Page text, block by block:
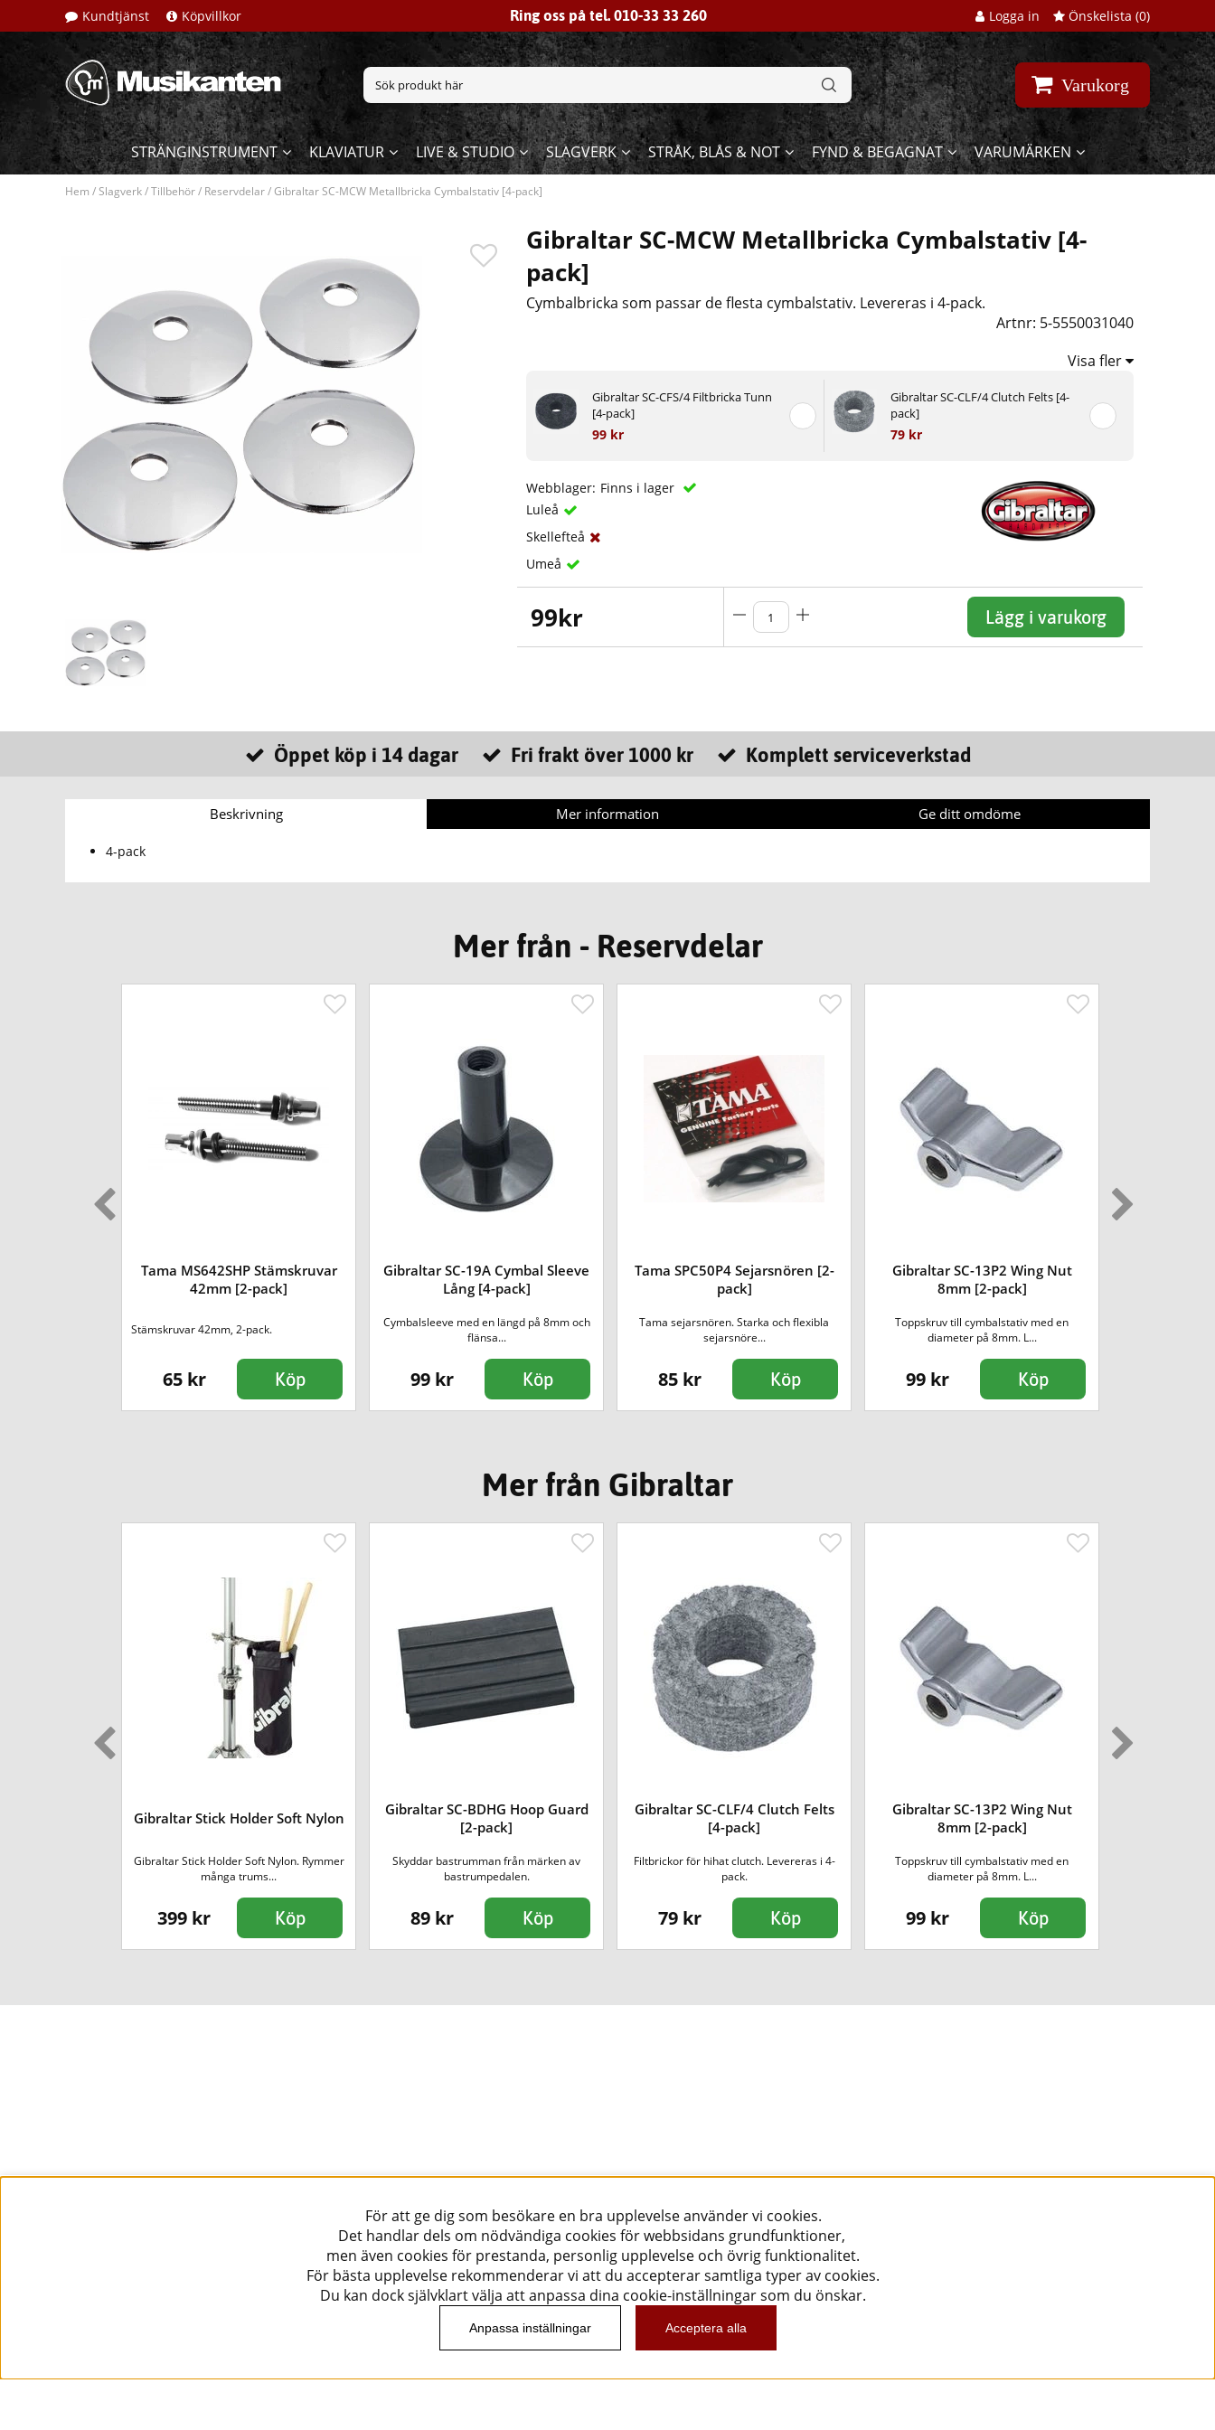
Kundtjänst Köpvillkor Ring oss på tel. 010-33 33 260 Logga in Önskelista (0)
Varukorg
STRÄNGINSTRUMENT KLAVIATUR LIVE & STUDIO SLAGVERK STRÅK, BLÅS & NOT FYND & BEGAGNAT VARUMÄRKEN
Hem /Slagverk/Tillbehör/ Reservdelar/Gibraltar SC-MCW Metallbricka Cymbalstativ [4-pack]
Gibraltar SC-MCW Metallbricka Cymbalstativ [4-
pack]
Cymbalbricka som passar de flesta cymbalstativ. Levereras i 4-pack.
Artnr: 5-5550031040
Visa fler
Gibraltar SC-CFS/4 Filtbricka Tunn
[4-pack]
99 kr
Gibraltar SC-CLF/4 Clutch Felts [4-
pack]
79 kr
Webblager: Finns i lager
Luleå
Skellefteå
Umeå
99kr Lägg i varukorg
Öppet köp i 14 dagar Fri frakt över 1000 kr Komplett serviceverkstad
Beskrivning Mer information Ge ditt omdöme
4-pack
Mer från - Reservdelar
Tama MS642SHP Stämskruvar
42mm [2-pack]
Stämskruvar 42mm, 2-pack.
65 kr Köp
Gibraltar SC-19A Cymbal Sleeve
Lång [4-pack]
Cymbalsleeve med en längd på 8mm och
flänsa...
99 kr Köp
Tama SPC50P4 Sejarsnören [2-
pack]
Tama sejarsnören. Starka och flexibla
sejarsnöre...
85 kr Köp
Gibraltar SC-13P2 Wing Nut
8mm [2-pack]
Toppskruv till cymbalstativ med en
diameter på 8mm. L...
99 kr Köp
Mer från Gibraltar
Gibraltar Stick Holder Soft Nylon
Gibraltar Stick Holder Soft Nylon. Rymmer
många trums...
399 kr Köp
Gibraltar SC-BDHG Hoop Guard
[2-pack]
Skyddar bastrumman från märken av
bastrumpedalen.
89 kr Köp
Gibraltar SC-CLF/4 Clutch Felts
[4-pack]
Filtbrickor för hihat clutch. Levereras i 4-
pack.
79 kr Köp
Gibraltar SC-13P2 Wing Nut
8mm [2-pack]
Toppskruv till cymbalstativ med en
diameter på 8mm. L...
99 kr Köp
För att ge dig som besökare en bra upplevelse använder vi cookies.
Det handlar dels om nödvändiga cookies för webbsidans grundfunktioner,
men även cookies för prestanda, personlig upplevelse och övrig funktionalitet.
För bästa upplevelse rekommenderar vi att du accepterar samtliga typer av cookies.
Du kan dock självklart välja att anpassa dina cookie-inställningar som du önskar.
Anpassa inställningar Acceptera alla